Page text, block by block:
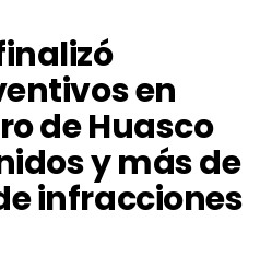
en
de Huasco
y más de
infracciones